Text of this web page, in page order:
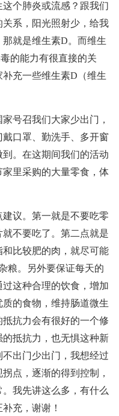
个肺炎或流感？跟我们
系，阳光照射少，给我
就是维生素D。而维生
的能力有很直接的关
充一些维生素D（维生
号召我们大家少出门，
口罩、勤洗手、多开窗
。在这期间我们的活动
里采购的大量零食，体
议。第一就是不要吃零
不要吃了。第二点就是
比较肥的肉，就尽可能
粮。另外要保证每天的
这种合理的饮食，增加
的食物，维持肠道微生
抗力会有很好的一个修
抵抗力，也无惧这种新
出门少出门，我想经过
点，逐渐的得到控制，
我先讲这么多，有什么
充，谢谢！